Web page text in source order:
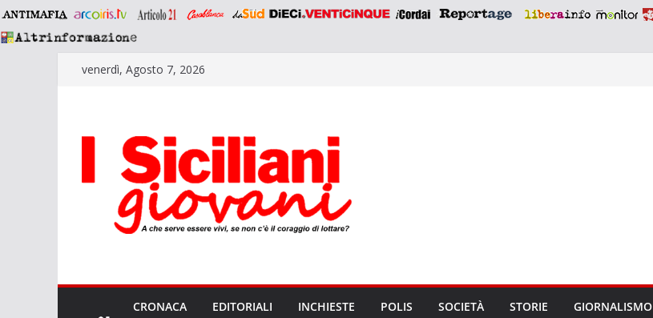
Saltavenerdì, Agosto 7, 2026
CRONACA EDITORIALI INCHIESTE POLIS SOCIETÀ STORIE GIORNALISMO